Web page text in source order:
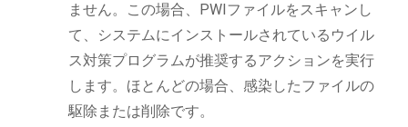
ません。この場合、PWIファイルをスキャンし
て、システムにインストールされているウイル
ス対策プログラムが推奨するアクションを実行
します。ほとんどの場合、感染したファイルの
駆除または削除です。